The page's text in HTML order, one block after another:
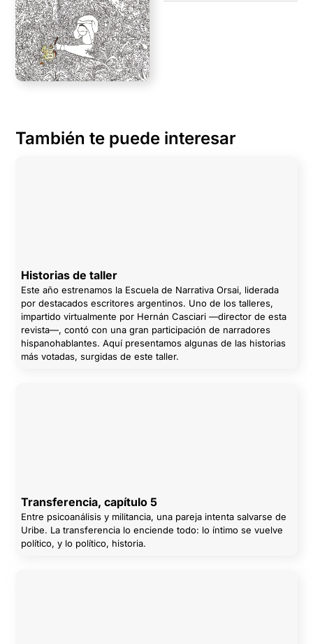
También te puede interesar
Historias de taller
Este año estrenamos la Escuela de Narrativa Orsai, liderada
por destacados escritores argentinos. Uno de los talleres,
impartido virtualmente por Hernán Casciari —director de esta
revista—, contó con una gran participación de narradores
hispanohablantes. Aquí presentamos algunas de las historias
más votadas, surgidas de este taller.
Transferencia, capítulo 5
Entre psicoanálisis y militancia, una pareja intenta salvarse de
Uribe. La transferencia lo enciende todo: lo íntimo se vuelve
político, y lo político, historia.